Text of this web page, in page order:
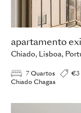
apartamento
Chiado, Lisboa,
7 Quartos
€3
Chiado Chagas